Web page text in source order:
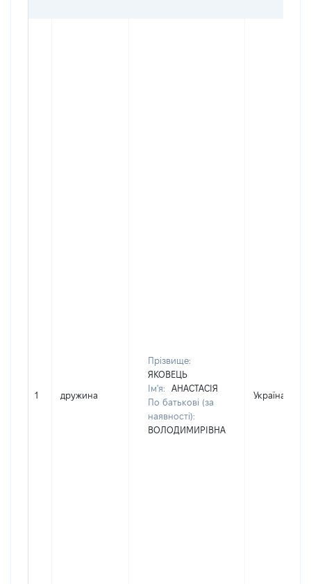
1 дружина
Прізвище:
ЯКОВЕЦЬ
Ім'я:
АНАСТАСІЯ
По батькові (за
наявності):
ВОЛОДИМИРІВНА
Україна